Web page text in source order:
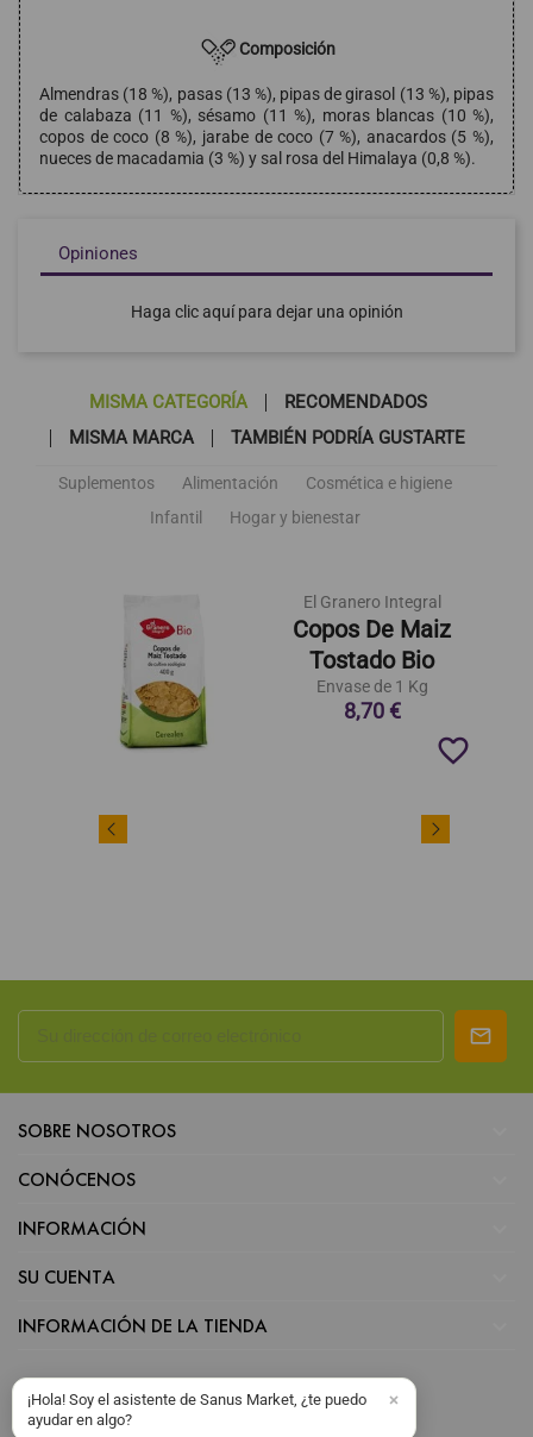
Composición
Almendras (18 %), pasas (13 %), pipas de girasol (13 %), pipas
de calabaza (11 %), sésamo (11 %), moras blancas (10 %),
copos de coco (8 %), jarabe de coco (7 %), anacardos (5 %),
nueces de macadamia (3 %) y sal rosa del Himalaya (0,8 %).
Opiniones
Haga clic aquí para dejar una opinión
MISMA CATEGORÍA
RECOMENDADOS
MISMA MARCA
TAMBIÉN PODRÍA GUSTARTE
Suplementos Alimentación
Cosmética e higiene
Infantil
Hogar y bienestar
El Granero Integral
Copos De Maiz
Tostado Bio
Envase de 1 Kg
8,70 €
favorite_border
SOBRE NOSOTROS
CONÓCENOS
INFORMACIÓN
SU CUENTA
INFORMACIÓN DE LA TIENDA
¡Hola! Soy el asistente de Sanus Market, ¿te puedo
ayudar en algo?